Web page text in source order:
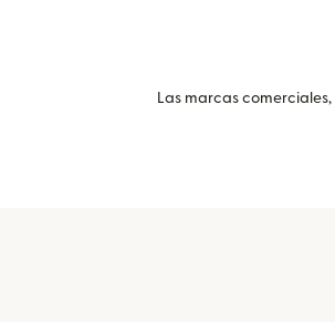
Las marcas